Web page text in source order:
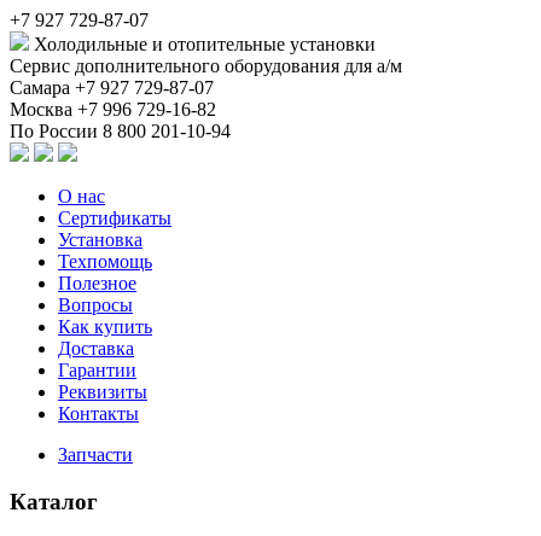
+7 927 729-87-07
Холодильные и отопительные установки
Сервис дополнительного оборудования для а/м
Самара +7 927 729-87-07
Москва +7 996 729-16-82
По России 8 800 201-10-94
О нас
Сертификаты
Установка
Техпомощь
Полезное
Вопросы
Как купить
Доставка
Гарантии
Реквизиты
Контакты
Запчасти
Каталог